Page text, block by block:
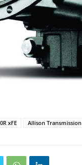
xFE Allison Transmission